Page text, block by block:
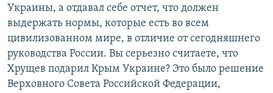
Украины, а отдавал себе отчет, что должен
выдержать нормы, которые есть во всем
цивилизованном мире, в отличие от сегодняшнего
руководства России. Вы серьезно считаете, что
Хрущев подарил Крым Украине? Это было решение
Верховного Совета Российской Федерации,